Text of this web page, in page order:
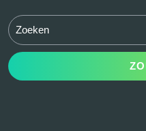
Zoek
naar: